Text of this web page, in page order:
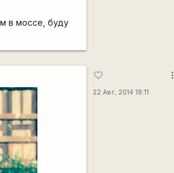
в моссе, буду
favorite_border
22 Авг, 2014 18:11
more_vert